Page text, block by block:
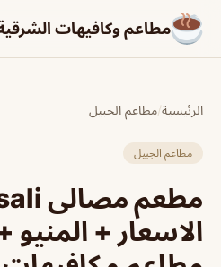
مطاعم وكافيهات
الرئيسية/مطاعم الجبيل
مطاعم الجبيل
الاسعار + المنيو